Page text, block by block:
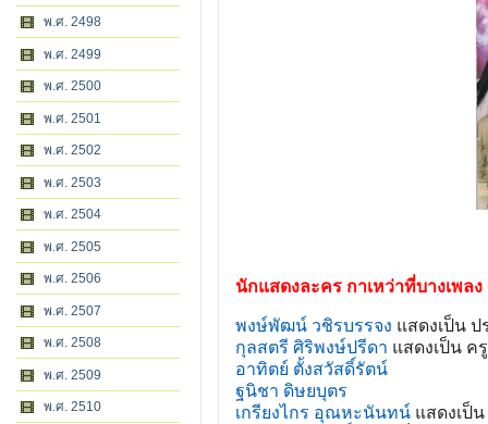
พ.ศ. 2498
พ.ศ. 2499
พ.ศ. 2500
พ.ศ. 2501
พ.ศ. 2502
พ.ศ. 2503
พ.ศ. 2504
พ.ศ. 2505
พ.ศ. 2506
พ.ศ. 2507
พ.ศ. 2508
พ.ศ. 2509
พ.ศ. 2510
นักแสดงละคร กาเหว่าที่บางเพลง
พงษ์พัฒน์ วชิรบรรจง แสดงเป็น
กุลสตรี ศิริพงษ์ปรีดา แสดงเป็น ค
อาทิตย์ ตั้งสวัสดิ์รัตน์
ฐนิชา ดิษยบุตร
เกรียงไกร อุณหะนันทน์ แสดงเป็